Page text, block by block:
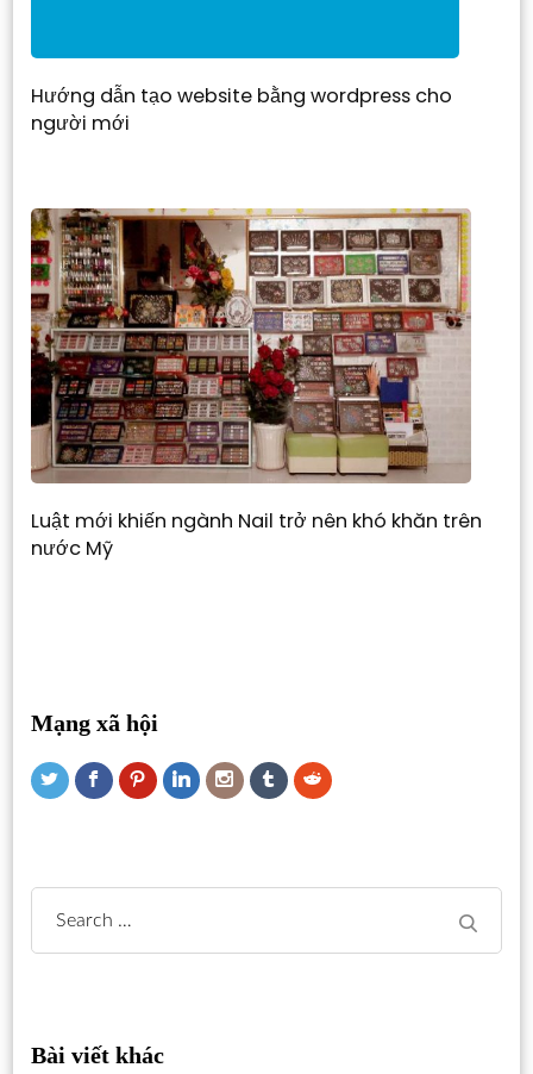
Hướng dẫn tạo website bằng wordpress cho
người mới
Luật mới khiến ngành Nail trở nên khó khăn trên
nước Mỹ
Mạng xã hội
Search
for:
Bài viết khác